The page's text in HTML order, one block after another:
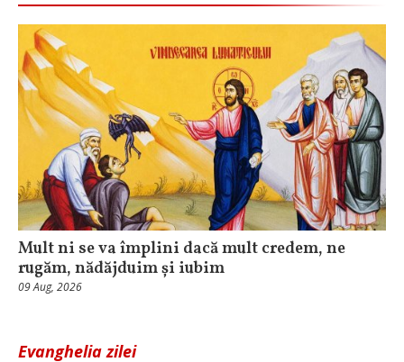
Mult ni se va împlini dacă mult credem, ne
rugăm, nădăjduim și iubim
09 Aug, 2026
Evanghelia zilei